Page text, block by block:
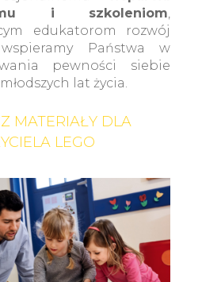
i szkoleniom,
edukatorom rozwój
wspieramy Państwa w
pewności siebie
lat życia.
MATERIAŁY DLA
LEGO